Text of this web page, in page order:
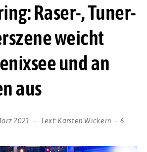
Raser-, Tuner-
weicht
und an
aus
2021 Text:Karsten Wickern
6